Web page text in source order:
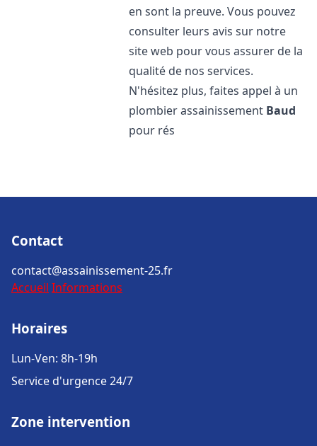
en sont la preuve. Vous pouvez
consulter leurs avis sur notre
site web pour vous assurer de la
qualité de nos services.
N'hésitez plus, faites appel à un
plombier assainissement Baud
pour rés
Contact
contact@assainissement-25.fr
Accueil Informations
Horaires
Lun-Ven: 8h-19h
Service d'urgence 24/7
Zone intervention